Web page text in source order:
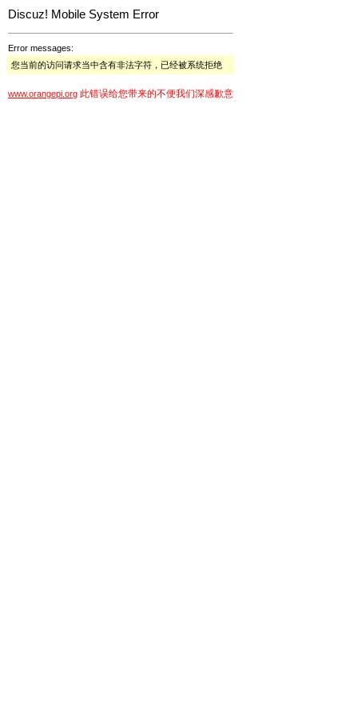
Discuz! Mobile System Error
Error messages:
您当前的访问请求当中含有非法字符，已经被系统拒绝
www.orangepi.org 此错误给您带来的不便我们深感歉意